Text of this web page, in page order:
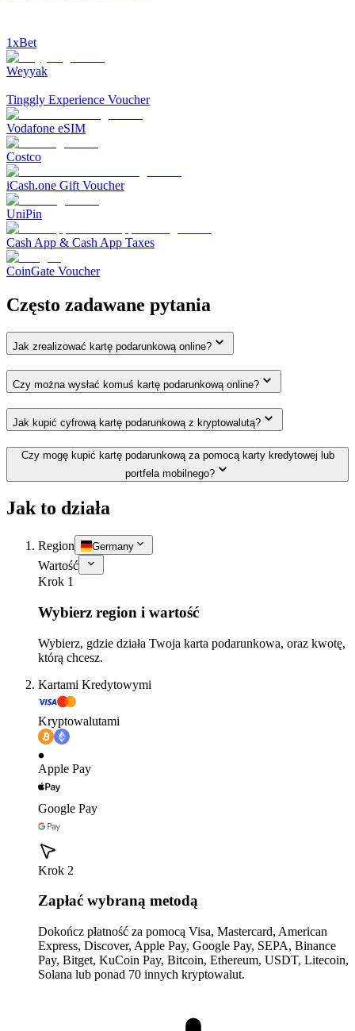
1xBet
Weyyak‎
Tinggly Experience Voucher
Vodafone eSIM
Costco
iCash.one Gift Voucher
UniPin
Cash App & Cash App Taxes
CoinGate Voucher
Często zadawane pytania
Jak zrealizować kartę podarunkową online?
Czy można wysłać komuś kartę podarunkową online?
Jak kupić cyfrową kartę podarunkową z kryptowalutą?
Czy mogę kupić kartę podarunkową za pomocą karty kredytowej lub
portfela mobilnego?
Jak to działa
Region Germany
Wartość
Krok 1
Wybierz region i wartość
Wybierz, gdzie działa Twoja karta podarunkowa, oraz kwotę,
którą chcesz.
Kartami Kredytowymi
Kryptowalutami
Apple Pay
Google Pay
Krok 2
Zapłać wybraną metodą
Dokończ płatność za pomocą Visa, Mastercard, American
Express, Discover, Apple Pay, Google Pay, SEPA, Binance
Pay, Bitget, KuCoin Pay, Bitcoin, Ethereum, USDT, Litecoin,
Solana lub ponad 70 innych kryptowalut.